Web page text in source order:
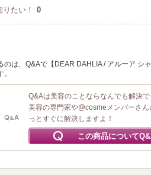
たい！ 0
のは、Q&Aで【DEAR DAHLIA / アルーア シ
Q&Aは美容のことならなんでも解決
美容の専門家や@cosmeメンバーさ
っとすぐに解決しますよ！
この商品について